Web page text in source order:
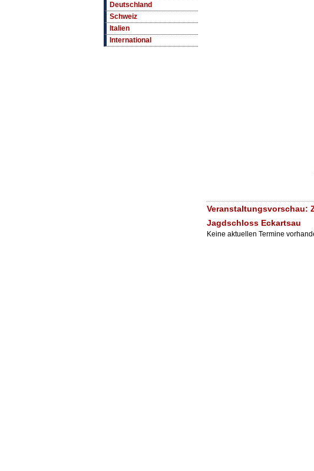
Deutschland
Schweiz
Italien
International
Veranstaltungsvorschau:
Jagdschloss Eckartsau
Keine aktuellen Termine